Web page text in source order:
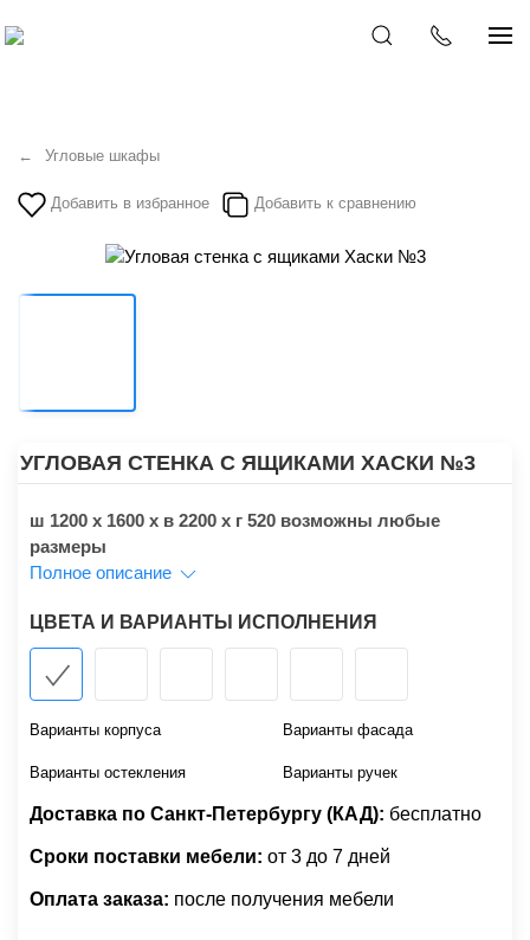
Угловые шкафы
Добавить в избранное Добавить к сравнению
УГЛОВАЯ СТЕНКА С ЯЩИКАМИ ХАСКИ №3
ш 1200 х 1600 х в 2200 х г 520 возможны любые
размеры
Полное описание
ЦВЕТА И ВАРИАНТЫ ИСПОЛНЕНИЯ
Варианты корпуса Варианты фасада
Варианты остекления Варианты ручек
Доставка по Санкт-Петербургу (КАД): бесплатно
Сроки поставки мебели: от 3 до 7 дней
Оплата заказа: после получения мебели